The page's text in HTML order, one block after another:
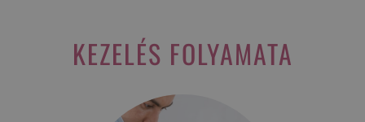
KEZELÉS FOLYAMATA